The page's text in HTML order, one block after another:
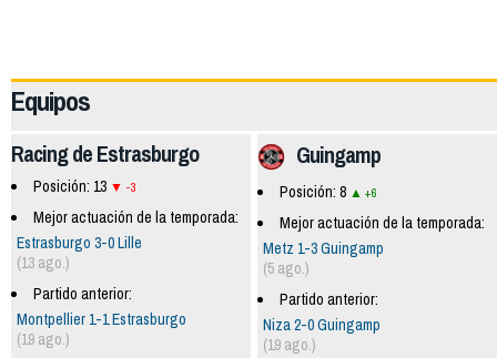
Equipos
Guingamp
Posición: 8 +6
Mejor actuación de la temporada:
Metz 1-3 Guingamp
(5 ago.)
Partido anterior:
Niza 2-0 Guingamp
(19 ago.)
Racing de Estrasburgo
Posición: 13 -3
Mejor actuación de la temporada:
Estrasburgo 3-0 Lille
(13 ago.)
Partido anterior:
Montpellier 1-1 Estrasburgo
(19 ago.)